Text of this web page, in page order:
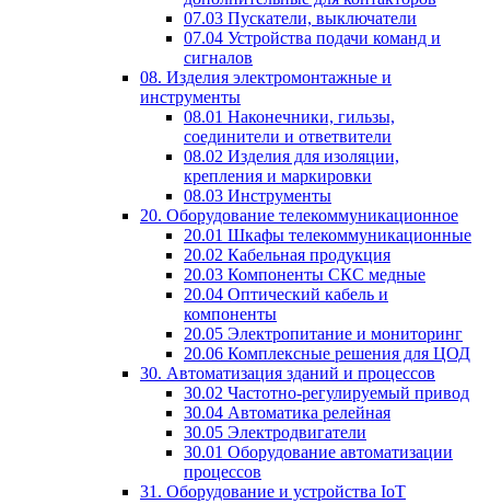
07.03 Пускатели, выключатели
07.04 Устройства подачи команд и
сигналов
08. Изделия электромонтажные и
инструменты
08.01 Наконечники, гильзы,
соединители и ответвители
08.02 Изделия для изоляции,
крепления и маркировки
08.03 Инструменты
20. Оборудование телекоммуникационное
20.01 Шкафы телекоммуникационные
20.02 Кабельная продукция
20.03 Компоненты СКС медные
20.04 Оптический кабель и
компоненты
20.05 Электропитание и мониторинг
20.06 Комплексные решения для ЦОД
30. Автоматизация зданий и процессов
30.02 Частотно-регулируемый привод
30.04 Автоматика релейная
30.05 Электродвигатели
30.01 Оборудование автоматизации
процессов
31. Оборудование и устройства IoT